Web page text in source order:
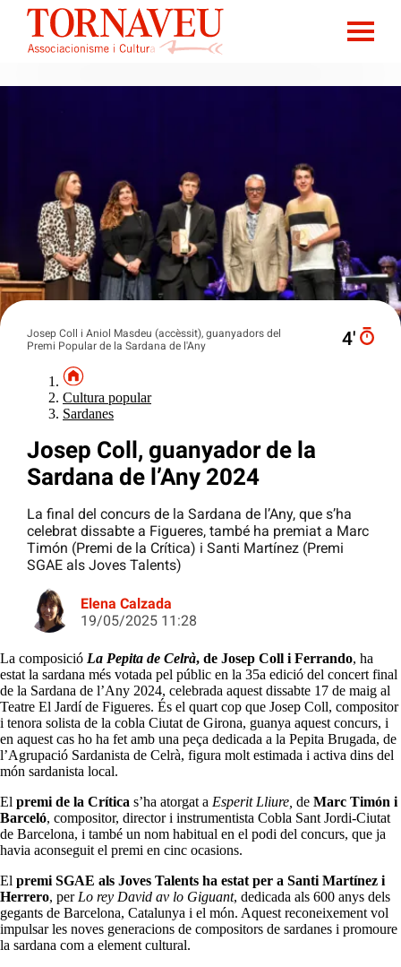
Josep Coll i Aniol Masdeu (accèssit), guanyadors del
Premi Popular de la Sardana de l'Any
4′
Cultura popular
Sardanes
Josep Coll, guanyador de la
Sardana de l’Any 2024
La final del concurs de la Sardana de l’Any, que s’ha
celebrat dissabte a Figueres, també ha premiat a Marc
Timón (Premi de la Crítica) i Santi Martínez (Premi
SGAE als Joves Talents)
Elena Calzada
19/05/2025 11:28
La composició La Pepita de Celrà, de Josep Coll i Ferrando, ha
estat la sardana més votada pel públic en la 35a edició del concert final
de la Sardana de l’Any 2024, celebrada aquest dissabte 17 de maig al
Teatre El Jardí de Figueres. És el quart cop que Josep Coll, compositor
i tenora solista de la cobla Ciutat de Girona, guanya aquest concurs, i
en aquest cas ho ha fet amb una peça dedicada a la Pepita Brugada, de
l’Agrupació Sardanista de Celrà, figura molt estimada i activa dins del
món sardanista local.
El premi de la Crítica s’ha atorgat a Esperit Lliure, de Marc Timón i
Barceló, compositor, director i instrumentista Cobla Sant Jordi-Ciutat
de Barcelona, i també un nom habitual en el podi del concurs, que ja
havia aconseguit el premi en cinc ocasions.
El premi SGAE als Joves Talents ha estat per a Santi Martínez i
Herrero, perLo rey David av lo Giguant, dedicada als 600 anys dels
gegants de Barcelona, Catalunya i el món. Aquest reconeixement vol
impulsar les noves generacions de compositors de sardanes i promoure
la sardana com a element cultural.